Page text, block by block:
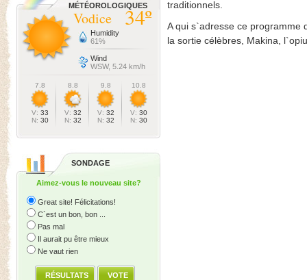
MÉTÉOROLOGIQUES
34º
Vodice
Humidity
61%
Wind
WSW, 5.24 km/h
7.8
V: 33
N: 30
8.8
V: 32
N: 32
9.8
V: 32
N: 32
10.8
V: 30
N: 30
SONDAGE
Aimez-vous le nouveau site?
Great site! Félicitations!
C`est un bon, bon ...
Pas mal
Il aurait pu être mieux
Ne vaut rien
RÉSULTATS VOTE
traditionnels.
A qui s`adresse ce programme
la sortie célèbres, Makina,